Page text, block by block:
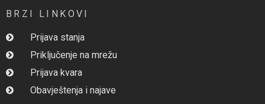
BRZI LINKOVI
Prijava stanja
Priključenje na mrežu
Prijava kvara
Obavještenja i najave